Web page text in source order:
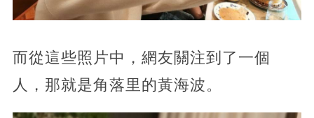
而從這些照片中，網友關注到了一個
人，那就是角落里的黃海波。